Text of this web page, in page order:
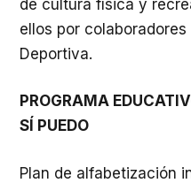
de cultura física y
ellos por
Deportiva.
PROGRAMA
SÍ PUEDO
Plan de alfabetización